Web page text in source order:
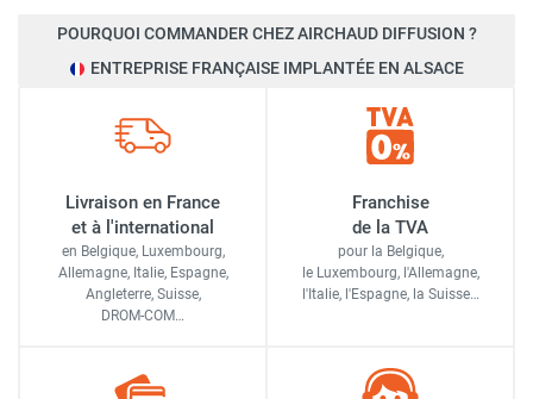
POURQUOI COMMANDER CHEZ AIRCHAUD DIFFUSION ?
ENTREPRISE FRANÇAISE IMPLANTÉE EN ALSACE
Livraison en France
et à l'international
en Belgique, Luxembourg,
Allemagne, Italie, Espagne,
Angleterre, Suisse,
DROM-COM…
Franchise
de la TVA
pour la Belgique,
le Luxembourg, l'Allemagne,
l'Italie, l'Espagne, la Suisse…